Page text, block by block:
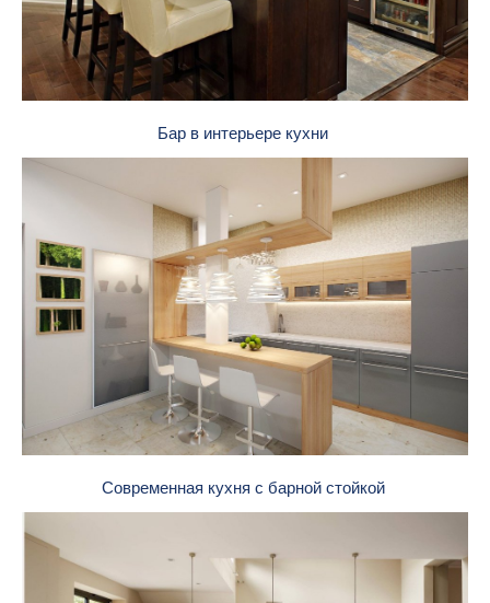
Бар в интерьере кухни
Современная кухня с барной стойкой